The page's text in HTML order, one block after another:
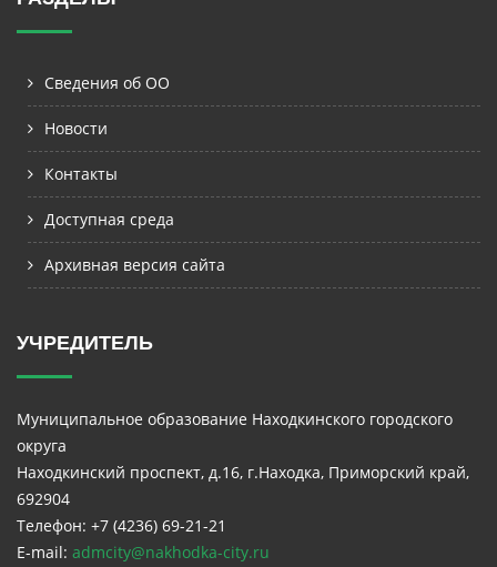
Сведения об ОО
Новости
Контакты
Доступная среда
Архивная версия сайта
УЧРЕДИТЕЛЬ
Муниципальное образование Находкинского городского
округа
Находкинский проспект, д.16, г.Находка, Приморский край,
692904
Телефон: +7 (4236) 69-21-21
E-mail: admcity@nakhodka-city.ru